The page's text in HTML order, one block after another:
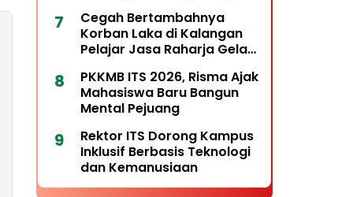
Cegah Bertambahnya
Korban Laka di Kalangan
Pelajar Jasa Raharja Gelar
PKKMB ITS 2026, Risma Ajak
Mahasiswa Baru Bangun
Mental Pejuang
Rektor ITS Dorong Kampus
Inklusif Berbasis Teknologi
dan Kemanusiaan